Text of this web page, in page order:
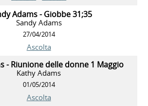
Adams - Giobbe 31;35
Sandy Adams
27/04/2014
Ascolta
- Riunione delle donne 1 Maggio
Kathy Adams
01/05/2014
Ascolta